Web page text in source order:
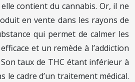
contient du cannabis. Or, il ne
en vente dans les rayons de
qui permet de calmer les
et un remède à l’addiction
taux de THC étant inférieur à
le cadre d’un traitement médical.